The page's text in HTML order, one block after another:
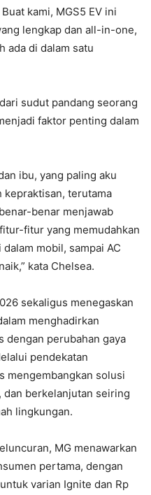
kami, MGS5 EV ini
lengkap dan all-in-one,
ada di dalam satu
sudut pandang seorang
faktor penting dalam
ibu, yang paling aku
kepraktisan, terutama
benar menjawab
fitur yang memudahkan
mobil, sampai AC
kata Chelsea.
sekaligus menegaskan
menghadirkan
dengan perubahan gaya
pendekatan
mengembangkan solusi
berkelanjutan seiring
lingkungan.
MG menawarkan
pertama, dengan
varian Ignite dan Rp